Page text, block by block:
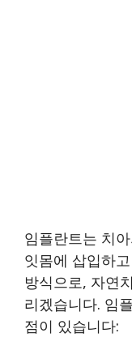
임플란트는 치
잇몸에 삽입하
방식으로, 자연
리겠습니다. 임
점이 있습니다: